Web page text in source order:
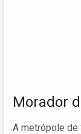
Morador
A metrópole de